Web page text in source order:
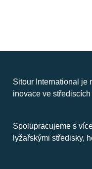
Sitour International je
inovace ve
Spolupracujeme s
lyžařskými středisky,